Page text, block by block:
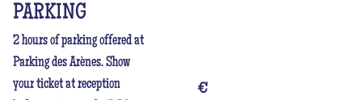
PARKING
2 hours of parking offered at
Parking des Arènes. Show
your ticket at reception
€